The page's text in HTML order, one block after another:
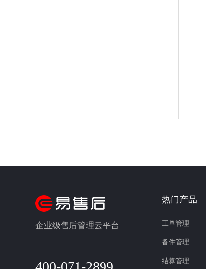
企业级售后管理云平台
热门产品
工单管理
备件管理
结算管理